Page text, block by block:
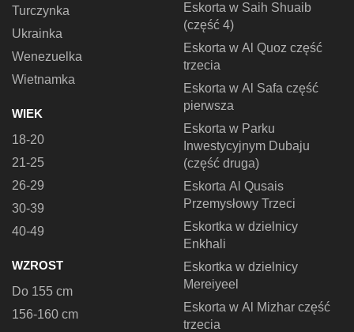
Turczynka
Ukrainka
Wenezuelka
Wietnamka
WIEK
18-20
21-25
26-29
30-39
40-49
WZROST
Do 155 cm
156-160 cm
Eskorta w Saih Shuaib
(część 4)
Eskorta w Al Quoz część
trzecia
Eskorta w Al Safa część
pierwsza
Eskorta w Parku
Inwestycyjnym Dubaju
(część druga)
Eskorta Al Qusais
Przemysłowy Trzeci
Eskortka w dzielnicy
Enkhali
Eskortka w dzielnicy
Mereiyeel
Eskorta w Al Mizhar część
trzecia